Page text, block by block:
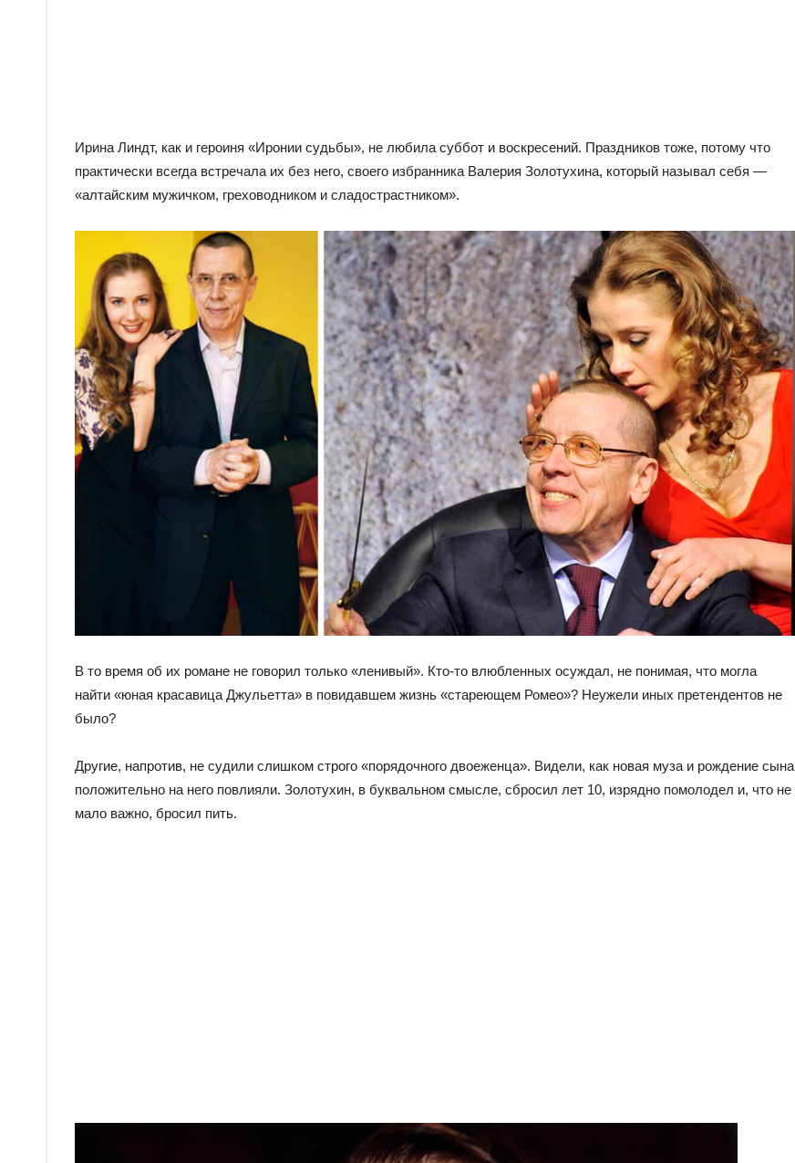
Ирина Линдт, как и героиня «Иронии судьбы», не любила суббот и воскресений. Праздников тоже, потому что
практически всегда встречала их без него, своего избранника Валерия Золотухина, который называл себя —
«алтайским мужичком, греховодником и сладострастником».
В то время об их романе не говорил только «ленивый». Кто-то влюбленных осуждал, не понимая, что могла
найти «юная красавица Джульетта» в повидавшем жизнь «стареющем Ромео»? Неужели иных претендентов не
было?
Другие, напротив, не судили слишком строго «порядочного двоеженца». Видели, как новая муза и рождение сына
положительно на него повлияли. Золотухин, в буквальном смысле, сбросил лет 10, изрядно помолодел и, что не
мало важно, бросил пить.